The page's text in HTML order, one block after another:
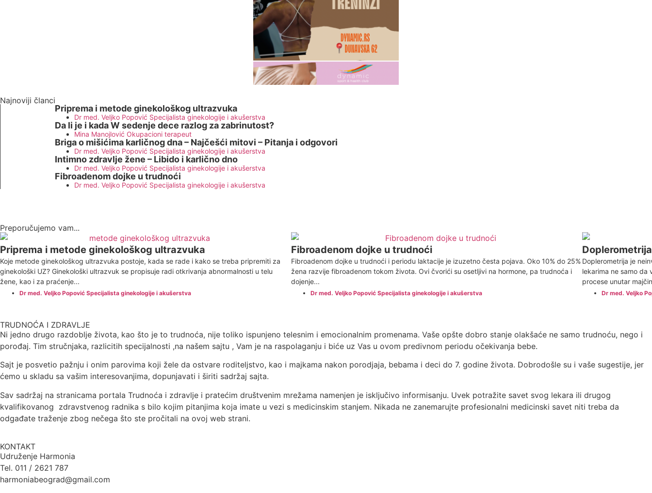
Najnoviji članci
Priprema i metode ginekološkog ultrazvuka
Dr med. Veljko Popović Specijalista ginekologije i akušerstva
Da li je i kada W sedenje dece razlog za zabrinutost?
Mina Manojlović Okupacioni terapeut
Briga o mišićima karličnog dna – Najčešći mitovi – Pitanja i odgovori
Dr med. Veljko Popović Specijalista ginekologije i akušerstva
Intimno zdravlje žene – Libido i karlično dno
Dr med. Veljko Popović Specijalista ginekologije i akušerstva
Fibroadenom dojke u trudnoći
Dr med. Veljko Popović Specijalista ginekologije i akušerstva
Preporučujemo vam...
Priprema i metode ginekološkog ultrazvuka
Koje metode ginekološkog ultrazvuka postoje, kada se rade i kako se treba pripremiti za
ginekološki UZ? Ginekološki ultrazvuk se propisuje radi otkrivanja abnormalnosti u telu
žene, kao i za praćenje...
Dr med. Veljko Popović Specijalista ginekologije i akušerstva
Fibroadenom dojke u trudnoći
Fibroadenom dojke u trudnoći i periodu laktacije je izuzetno česta pojava. Oko 10% do 25%
žena razvije fibroadenom tokom života. Ovi čvorići su osetljivi na hormone, pa trudnoća i
dojenje...
Dr med. Veljko Popović Specijalista ginekologije i akušerstva
Doplerometrija je
lekarima ne samo da
procese unutar
Dr med. Veljko
TRUDNOĆA I ZDRAVLJE
Ni jedno drugo razdoblje života, kao što je to trudnoća, nije toliko ispunjeno telesnim i emocionalnim promenama. Vaše opšte dobro stanje olakšaće ne samo trudnoću, nego i
porođaj. Tim stručnjaka, razlicitih specijalnosti ,na našem sajtu , Vam je na raspolaganju i biće uz Vas u ovom predivnom periodu očekivanja bebe.
Sajt je posvetio pažnju i onim parovima koji žele da ostvare roditeljstvo, kao i majkama nakon porodjaja, bebama i deci do 7. godine života. Dobrodošle su i vaše sugestije, jer
ćemo u skladu sa vašim interesovanjima, dopunjavati i širiti sadržaj sajta.
Sav sadržaj na stranicama portala Trudnoća i zdravlje i pratećim društvenim mrežama namenjen je isključivo informisanju. Uvek potražite savet svog lekara ili drugog
kvalifikovanog zdravstvenog radnika s bilo kojim pitanjima koja imate u vezi s medicinskim stanjem. Nikada ne zanemarujte profesionalni medicinski savet niti treba da
odgađate traženje zbog nečega što ste pročitali na ovoj web strani.
KONTAKT
Udruženje Harmonia
Tel. 011 / 2621 787
harmoniabeograd@gmail.com